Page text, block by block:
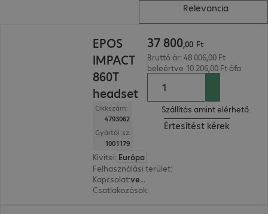
Relevancia
EPOS
IMPACT
860T
headset
Cikkszám:
4793062
Gyártói-sz.
1001179
Kivitel: Európa
Felhasználási terület:
Kapcsolat:
vezetékes
Csatlakozások:
37 800,00 Ft
Bruttó ár: 48 006,00 Ft
beleértve 10 206,00 Ft áfa
Szállítás amint elérhető.
Értesítést kérek